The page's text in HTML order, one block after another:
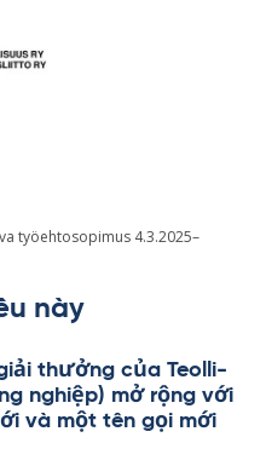
työehtosopimus 4.3.2025–
này
thưởng của Teol­li­
ng­hiệp) mở rộng với
và một tên gọi mới